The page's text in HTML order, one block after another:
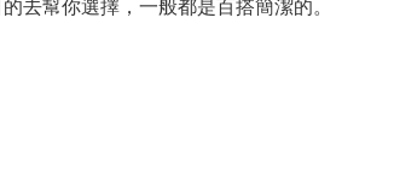
去幫你選擇，一般都是百搭簡潔的。